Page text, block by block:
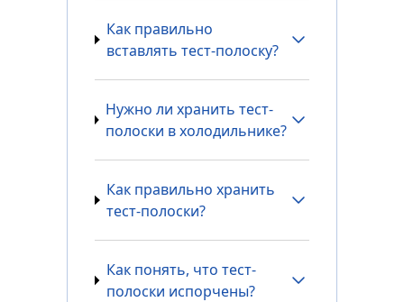
Как правильно
вставлять тест-полоску?
Нужно ли хранить тест-
полоски в холодильнике?
Как правильно хранить
тест-полоски?
Как понять, что тест-
полоски испорчены?